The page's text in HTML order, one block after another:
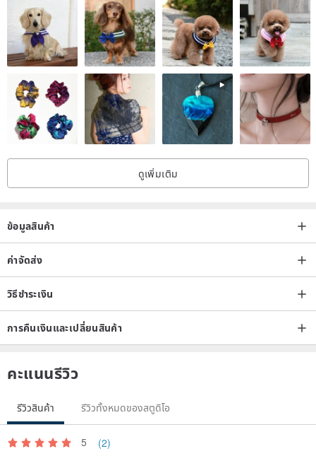
ดูเพิ่มเติม
ข้อมูลสินค้า
ค่าจัดส่ง
วิธีชำระเงิน
การคืนเงินและเปลี่ยนสินค้า
คะแนนรีวิว
รีวิวสินค้า รีวิวทั้งหมดของสตูดิโอ
5 (2)